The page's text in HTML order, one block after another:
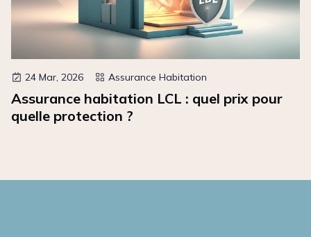
24 Mar, 2026 Assurance Habitation
Assurance habitation LCL : quel prix pour
quelle protection ?